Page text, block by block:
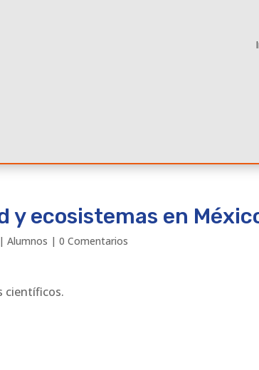
y ecosistemas en
|Alumnos |0 Comentarios
científicos.